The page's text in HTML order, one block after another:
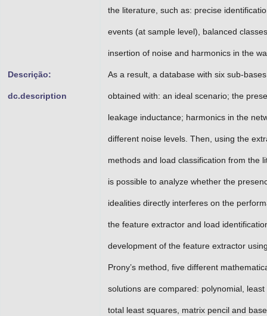
Descrição:
dc.description
the literature, such as: precise
events (at sample level), balanced
insertion of noise and harmonics in the
As a result, a database with six sub-
obtained with: an ideal scenario; the
leakage inductance; harmonics in the
different noise levels. Then, using the
methods and load classification from the
is possible to analyze whether the
idealities directly interferes on the
the feature extractor and load
development of the feature extractor
Prony’s method, five different
solutions are compared: polynomial, least
total least squares, matrix pencil and